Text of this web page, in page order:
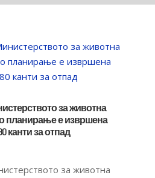
за животна
планирање е извршена
канти за отпад
за животна